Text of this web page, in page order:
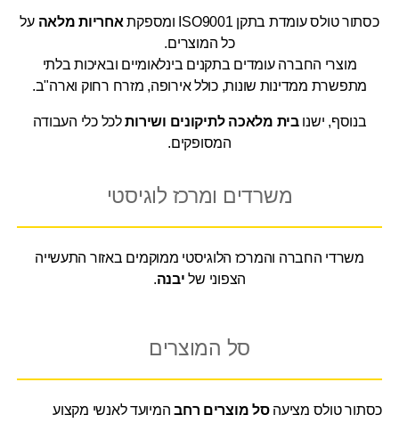
כסתור טולס עומדת בתקן ISO9001 ומספקת אחריות מלאה על
כל המוצרים.
מוצרי החברה עומדים בתקנים בינלאומיים ובאיכות בלתי
מתפשרת ממדינות שונות, כולל אירופה, מזרח רחוק וארה"ב.
בנוסף, ישנובית מלאכה לתיקונים ושירותלכל כלי העבודה
המסופקים.
משרדים ומרכז לוגיסטי
משרדי החברה והמרכז הלוגיסטי ממוקמים באזור התעשייה
הצפוני של יבנה.
סל המוצרים
כסתור טולס מציעהסל מוצרים רחבהמיועד לאנשי מקצוע